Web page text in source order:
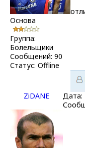
Основа
Группа:
Болельщики
Сообщений: 90
Статус: Offline
ZiDANE
Дата: